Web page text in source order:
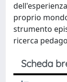
proprio
strumento
ricerca
Scheda